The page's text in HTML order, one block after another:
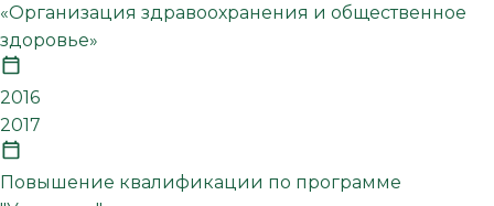
«Организация здравоохранения и общественное
здоровье»
2016
2017
Повышение квалификации по программе